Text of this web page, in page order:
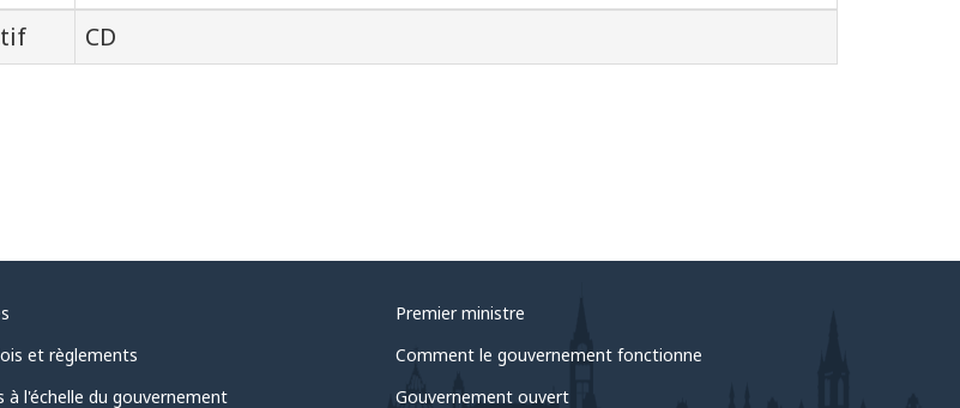
CD
et règlements
à l'échelle du gouvernement
Premier ministre
Comment le gouvernement fonctionne
Gouvernement ouvert